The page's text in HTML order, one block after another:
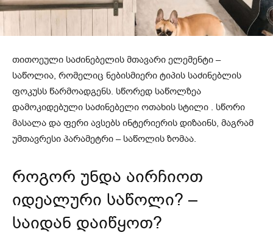
თითოეული საძინებელის მთავარი ელემენტი –
საწოლია, რომელიც ნებისმიერი ტიპის საძინებლის
ფოკუსს წარმოადგენს. სწორედ საწოლზეა
დამოკიდებული საძინებელი ოთახის სტილი . სწორი
მასალა და ფერი ავსებს ინტერიერის დიზაინს, მაგრამ
უმთავრესი პარამეტრი – საწოლის ზომაა.
როგორ უნდა აირჩიოთ
იდეალური საწოლი? –
საიდან დაიწყოთ?